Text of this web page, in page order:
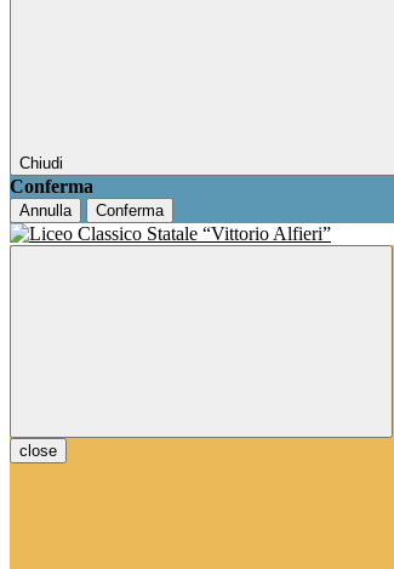
Chiudi
Conferma
Annulla Conferma
close